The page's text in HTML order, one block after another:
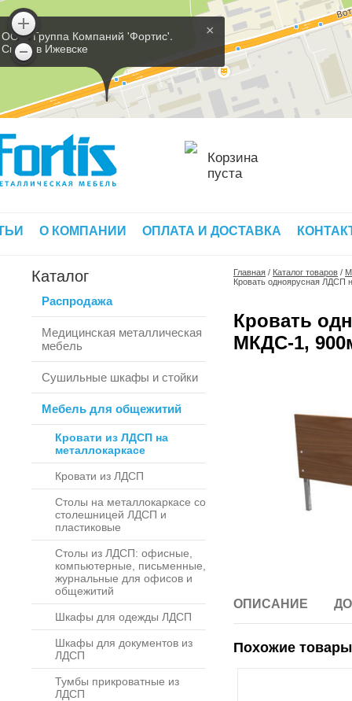
×
ООО 'Группа Компаний 'Фортис'.
Склад в Ижевске
Корзина
пуста
О КОМПАНИИ ОПЛАТА И ДОСТАВКА
Каталог
Распродажа
Медицинская металлическая
мебель
Сушильные шкафы и стойки
Мебель для общежитий
Кровати из ЛДСП на
металлокаркасе
Кровати из ЛДСП
Столы на металлокаркасе со
столешницей ЛДСП и
пластиковые
Столы из ЛДСП: офисные,
компьютерные, письменные,
журнальные для офисов и
общежитий
Шкафы для одежды ЛДСП
Шкафы для документов из
ЛДСП
Тумбы прикроватные из
ЛДСП
Главная / Каталог товаров /
Кровать одноярусная ЛДСП
Кровать
МКДС-1,
ОПИСАНИЕ
Похожие